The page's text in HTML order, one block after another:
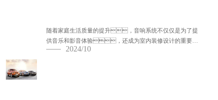
随着家庭生活质量的提升，音响系统不仅仅是为了提
供音乐和影音体验，还成为室内装修设计的重要一
环。将音响设备与室内装修巧妙地融合，不仅能提
2024/10